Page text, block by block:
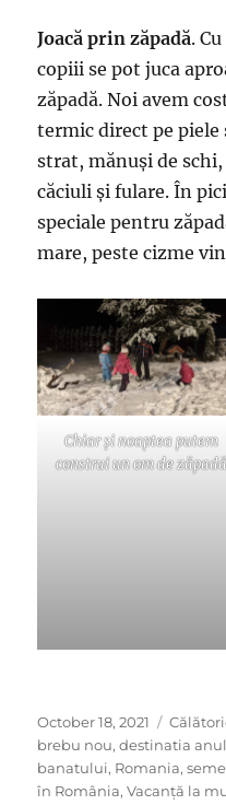
Joacă prin zăpadă.
copiii se pot juca
zăpadă. Noi avem
termic direct pe piele
strat, mănuși de schi,
căciuli și fulare. În
speciale pentru
mare, peste cizme
Chiar și noaptea putem
construi un om de zăpadă
Posted
on
October 18, 2021
brebu nou,destinatia
banatului, Romania,
în România,Vacanță la